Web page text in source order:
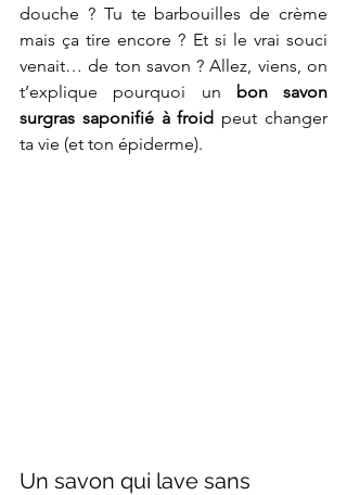
douche ? Tu te barbouilles de crème
mais ça tire encore ? Et si le vrai souci
venait… de ton savon ? Allez, viens, on
t’explique pourquoi un bon savon
surgras saponifié à froid peut changer
ta vie (et ton épiderme).
Un savon qui lave sans